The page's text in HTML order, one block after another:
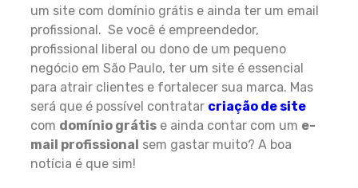
um site com domínio grátis e ainda ter um email
profissional. Se você é empreendedor,
profissional liberal ou dono de um pequeno
negócio em São Paulo, ter um site é essencial
para atrair clientes e fortalecer sua marca. Mas
será que é possível contratar criação de site
com domínio grátis e ainda contar com um e-
mail profissional sem gastar muito? A boa
notícia é que sim!